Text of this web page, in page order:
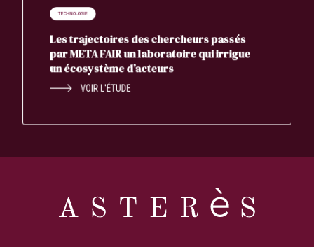
TECHNOLOGIE
Les trajectoires des chercheurs passés
par META FAIR un laboratoire qui irrigue
un écosystème d’acteurs
VOIR L'ÉTUDE